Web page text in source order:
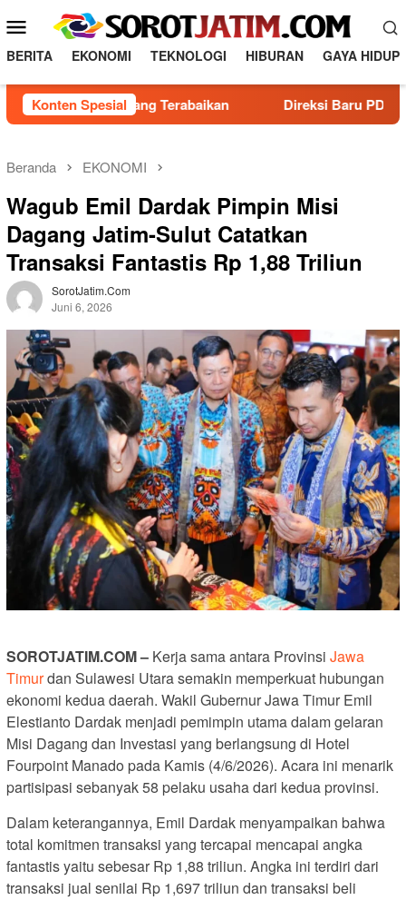
ke
konten
Menu
Mobile
BERITA EKONOMI TEKNOLOGI HIBURAN GAYA HIDUP
Konten Spesial
Kesehatan yang Terabaikan Direksi Baru PDAM
Beranda EKONOMI
Wagub Emil Dardak Pimpin Misi
Dagang Jatim-Sulut Catatkan
Transaksi Fantastis Rp 1,88 Triliun
SorotJatim.com
Juni 6, 2026
SOROTJATIM.COM – Kerja sama antara Provinsi Jawa
Timurdan Sulawesi Utara semakin memperkuat hubungan
ekonomi kedua daerah. Wakil Gubernur Jawa Timur Emil
Elestianto Dardak menjadi pemimpin utama dalam gelaran
Misi Dagang dan Investasi yang berlangsung di Hotel
Fourpoint Manado pada Kamis (4/6/2026). Acara ini menarik
partisipasi sebanyak 58 pelaku usaha dari kedua provinsi.
Dalam keterangannya, Emil Dardak menyampaikan bahwa
total komitmen transaksi yang tercapai mencapai angka
fantastis yaitu sebesar Rp 1,88 triliun. Angka ini terdiri dari
transaksi jual senilai Rp 1,697 triliun dan transaksi beli